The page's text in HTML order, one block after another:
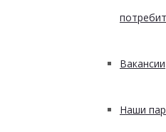
Вакансии
Наши